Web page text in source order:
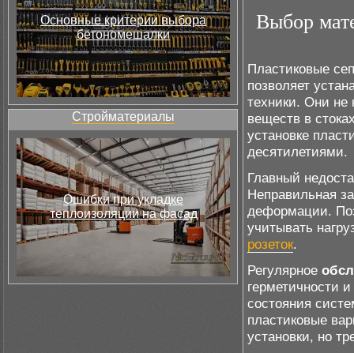
Основные критерии выбора
бетономешалки
Стройматериалы
Ошибки при укладке
теплоизоляции на фасад
Выбор
Пластиковые
позволяет
техники. Они
веществ в
установке
десятилетиями.
Главный
Неправильная
деформации.
учитывать
розеток.
Регулярное
герметичности
состояния
пластиковые
установки, но